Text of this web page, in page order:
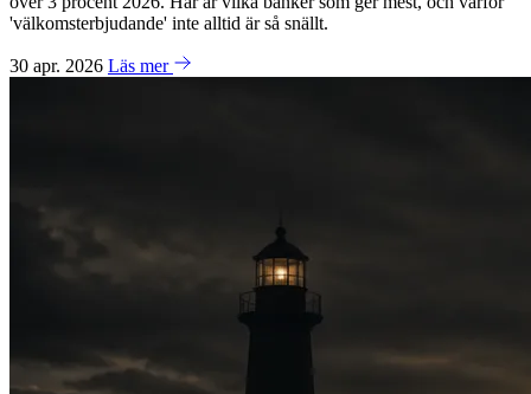
'välkomsterbjudande' inte alltid är så snällt.
30 apr. 2026 Läs mer